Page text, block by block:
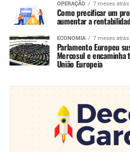
OPERAÇÃO 7 meses atrás
Como precificar um
aumentar a
ECONOMIA 7 meses atrás
Parlamento Europeu
Mercosul e
União Europeia